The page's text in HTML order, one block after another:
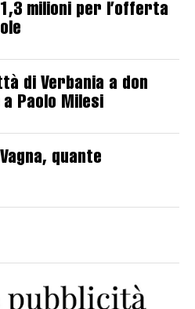
milioni per l’offerta
di Verbania a don
Paolo Milesi
quante